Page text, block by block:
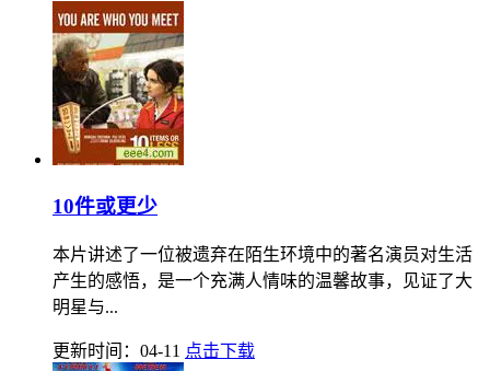
10件或更少
本片讲述了一位被遗弃在陌生环境中的著名演员对生活
产生的感悟，是一个充满人情味的温馨故事，见证了大
明星与...
更新时间：04-11 点击下载